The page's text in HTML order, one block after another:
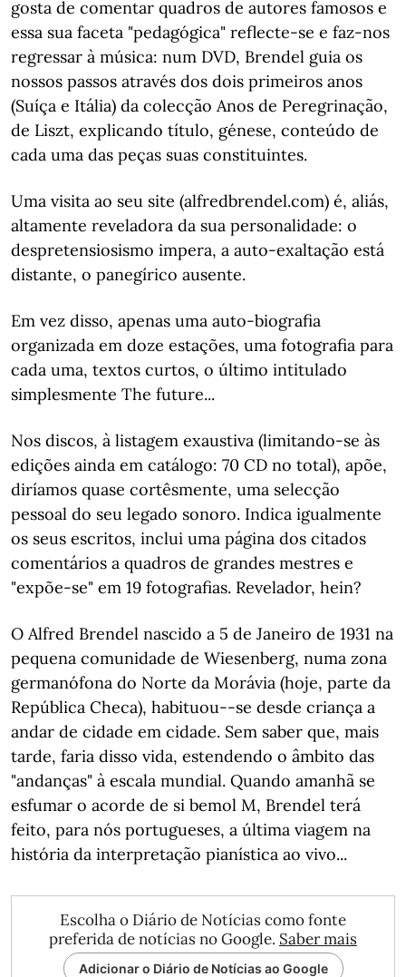
gosta de comentar quadros de autores famosos e
essa sua faceta "pedagógica" reflecte-se e faz-nos
regressar à música: num DVD, Brendel guia os
nossos passos através dos dois primeiros anos
(Suíça e Itália) da colecção Anos de Peregrinação,
de Liszt, explicando título, génese, conteúdo de
cada uma das peças suas constituintes.
Uma visita ao seu site (alfredbrendel.com) é, aliás,
altamente reveladora da sua personalidade: o
despretensiosismo impera, a auto-exaltação está
distante, o panegírico ausente.
Em vez disso, apenas uma auto-biografia
organizada em doze estações, uma fotografia para
cada uma, textos curtos, o último intitulado
simplesmente The future...
Nos discos, à listagem exaustiva (limitando-se às
edições ainda em catálogo: 70 CD no total), apõe,
diríamos quase cortêsmente, uma selecção
pessoal do seu legado sonoro. Indica igualmente
os seus escritos, inclui uma página dos citados
comentários a quadros de grandes mestres e
"expõe-se" em 19 fotografias. Revelador, hein?
O Alfred Brendel nascido a 5 de Janeiro de 1931 na
pequena comunidade de Wiesenberg, numa zona
germanófona do Norte da Morávia (hoje, parte da
República Checa), habituou--se desde criança a
andar de cidade em cidade. Sem saber que, mais
tarde, faria disso vida, estendendo o âmbito das
"andanças" à escala mundial. Quando amanhã se
esfumar o acorde de si bemol M, Brendel terá
feito, para nós portugueses, a última viagem na
história da interpretação pianística ao vivo...
Escolha o Diário de Notícias como fonte
preferida de notícias no Google. Saber mais
Adicionar o Diário de Notícias ao Google